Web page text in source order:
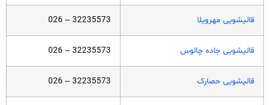
قالیشویی مهرویلا 32235573 – 026
قالیشویی جاده چالوس 32235573 – 026
قالیشویی حصارک 32235573 – 026